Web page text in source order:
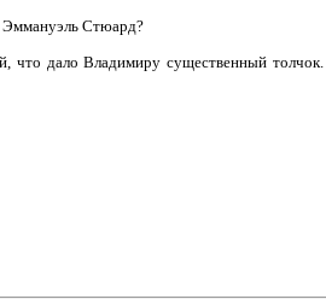
Эммануэль Стюард?
что дало Владимиру существенный